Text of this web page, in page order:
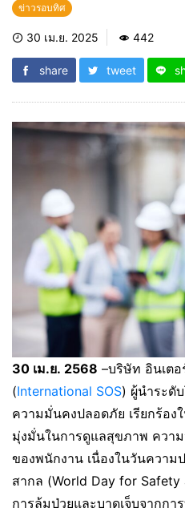
ข่าวรอบทิศ
30 เม.ย. 2025 442
share tweet
30 เม.ย. 2568 –บริษัท อินเตอ
(International SOS) ผู้นำระดั
ความมั่นคงปลอดภัย เรียกร้อง
มุ่งมั่นในการดูแลสุขภาพ ควา
ของพนักงาน เนื่องในวันควา
สากล (World Day for Safety
การล้มป่วยและบาดเจ็บจากกา